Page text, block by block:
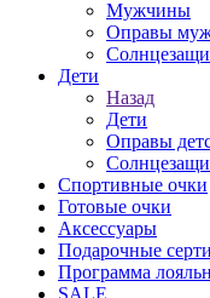
Мужчины
Оправы
Дети
Назад
Дети
Оправы
Спортивные очки
Готовые очки
Аксессуары
Подарочные
Программа
SALE